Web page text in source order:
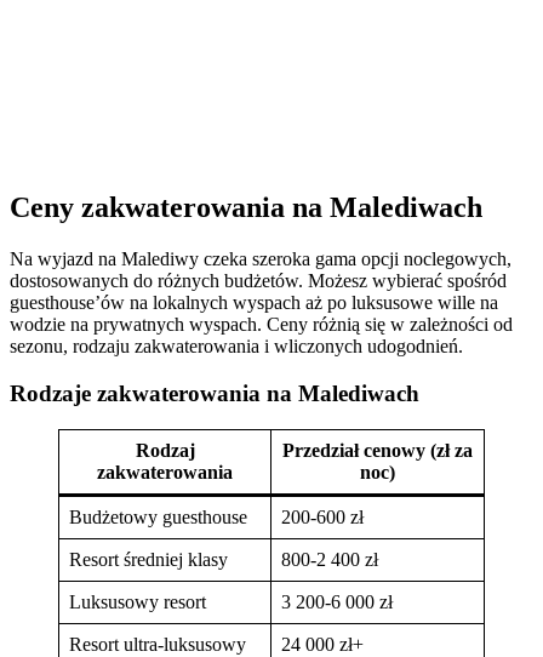
Ceny zakwaterowania na Malediwach
Na wyjazd na Malediwy czeka szeroka gama opcji noclegowych,
dostosowanych do różnych budżetów. Możesz wybierać spośród
guesthouse’ów na lokalnych wyspach aż po luksusowe wille na
wodzie na prywatnych wyspach. Ceny różnią się w zależności od
sezonu, rodzaju zakwaterowania i wliczonych udogodnień.
Rodzaje zakwaterowania na Malediwach
Rodzaj
zakwaterowania
Przedział cenowy (zł za
noc)
Budżetowy guesthouse 200-600 zł
Resort średniej klasy 800-2 400 zł
Luksusowy resort 3 200-6 000 zł
Resort ultra-luksusowy 24 000 zł+